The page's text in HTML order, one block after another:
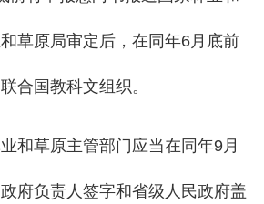
草原局审定后，在同年6月底前
合国教科文组织。
和草原主管部门应当在同年9月
府负责人签字和省级人民政府盖